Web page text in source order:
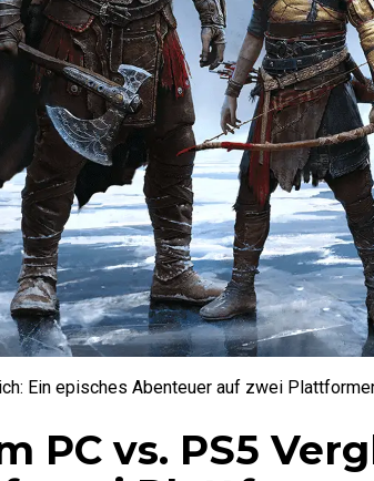
Ein episches Abenteuer auf zwei
PC vs. PS5